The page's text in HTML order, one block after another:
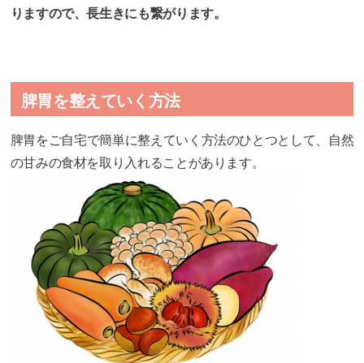
りますので、長生きにも繋がります。
脾胃を整えていく方法
脾胃をご自宅で簡単に整えていく方法のひとつとして、自然
の甘みの食材を取り入れることがあります。